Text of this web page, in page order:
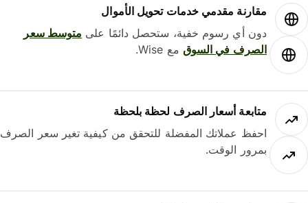
مقارنة مقدمي خدمات تحويل الأموال
دون أي رسوم خفية، ستحصل دائمًا علىمتوسط ​​سعر
الصرف في السوقمع Wise.
متابعة أسعار الصرف لحظة بلحظة
احفظ عملاتك المفضلة للتحقق من كيفية تغير سعر الصرف
بمرور الوقت.